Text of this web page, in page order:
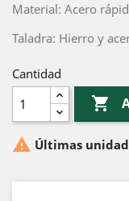
Material: Acero
Taladra: Hierro y
Cantidad

 Últimas